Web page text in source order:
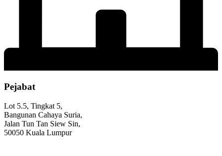
Pejabat
Lot 5.5, Tingkat 5,
Bangunan Cahaya Suria,
Jalan Tun Tan Siew Sin,
50050 Kuala Lumpur